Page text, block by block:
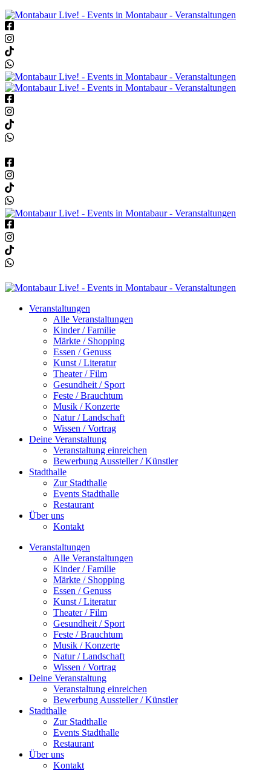
Veranstaltungen
Alle Veranstaltungen
Kinder / Familie
Märkte / Shopping
Essen / Genuss
Kunst / Literatur
Theater / Film
Gesundheit / Sport
Feste / Brauchtum
Musik / Konzerte
Natur / Landschaft
Wissen / Vortrag
Deine Veranstaltung
Veranstaltung einreichen
Bewerbung Aussteller / Künstler
Stadthalle
Zur Stadthalle
Events Stadthalle
Restaurant
Über uns
Kontakt
Veranstaltungen
Alle Veranstaltungen
Kinder / Familie
Märkte / Shopping
Essen / Genuss
Kunst / Literatur
Theater / Film
Gesundheit / Sport
Feste / Brauchtum
Musik / Konzerte
Natur / Landschaft
Wissen / Vortrag
Deine Veranstaltung
Veranstaltung einreichen
Bewerbung Aussteller / Künstler
Stadthalle
Zur Stadthalle
Events Stadthalle
Restaurant
Über uns
Kontakt